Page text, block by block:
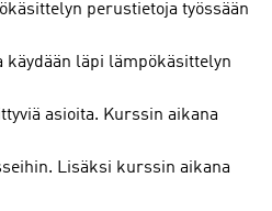
perustietoja työssään
läpi lämpökäsittelyn
asioita. Kurssin aikana
Lisäksi kurssin aikana